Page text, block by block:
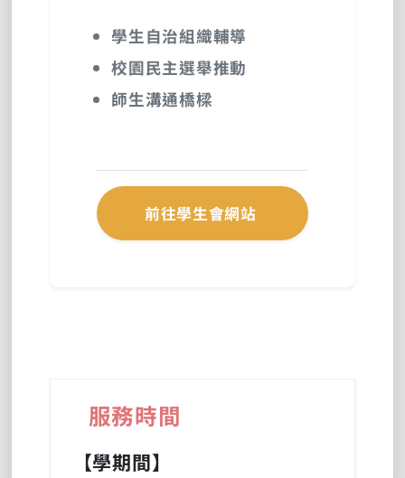
學生自治組織輔導
校園民主選舉推動
師生溝通橋樑
前往學生會網站
服務時間
【學期間】